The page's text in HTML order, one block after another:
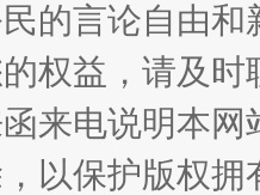
子
的言论自由
权益，请及
来电说明本
以保护版权